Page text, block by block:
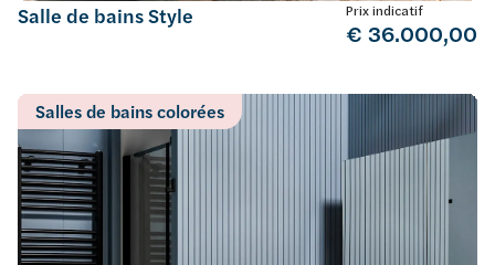
Salle de bains Style Prix indicatif
€ 36.000,00
Salles de bains colorées